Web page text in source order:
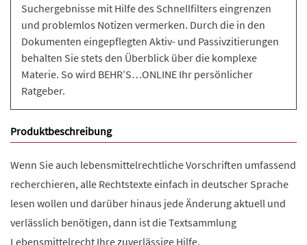
Suchergebnisse mit Hilfe des Schnellfilters eingrenzen
und problemlos Notizen vermerken. Durch die in den
Dokumenten eingepflegten Aktiv- und Passivzitierungen
behalten Sie stets den Überblick über die komplexe
Materie. So wird BEHR’S…ONLINE Ihr persönlicher
Ratgeber.
Produktbeschreibung
Wenn Sie auch lebensmittelrechtliche Vorschriften umfassend
recherchieren, alle Rechtstexte einfach in deutscher Sprache
lesen wollen und darüber hinaus jede Änderung aktuell und
verlässlich benötigen, dann ist die Textsammlung
Lebensmittelrecht Ihre zuverlässige Hilfe.